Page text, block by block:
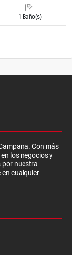
1 Baño(s)
Con más
los negocios y
por nuestra
en cualquier